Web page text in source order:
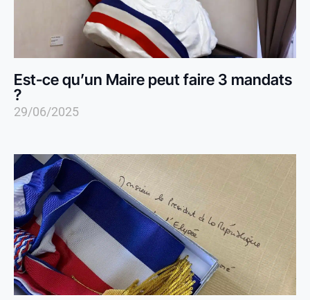
Est-ce qu’un Maire peut faire 3 mandats
?
29/06/2025